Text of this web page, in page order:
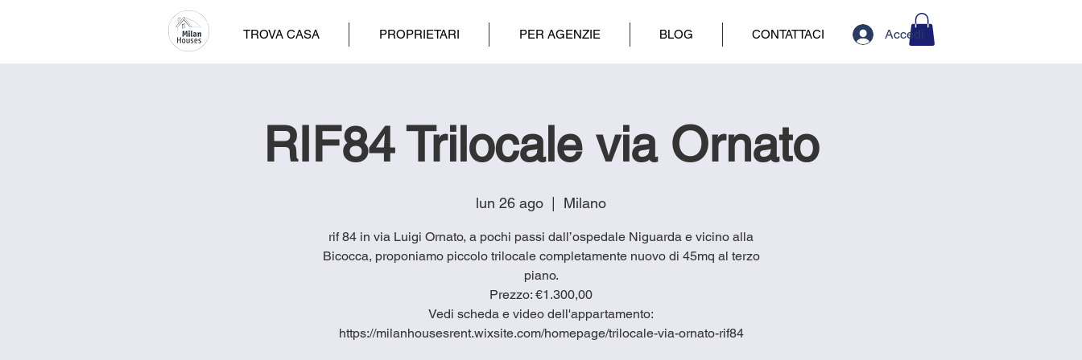
TROVA CASA PROPRIETARI PER AGENZIE BLOG CONTATTACI Accedi
RIF84 Trilocale via Ornato
lun 26 ago
  |
Milano
rif 84 in via Luigi Ornato, a pochi passi dall’ospedale Niguarda e vicino alla
Bicocca, proponiamo piccolo trilocale completamente nuovo di 45mq al terzo
piano.
Prezzo: €1.300,00
Vedi scheda e video dell'appartamento:
https://milanhousesrent.wixsite.com/homepage/trilocale-via-ornato-rif84